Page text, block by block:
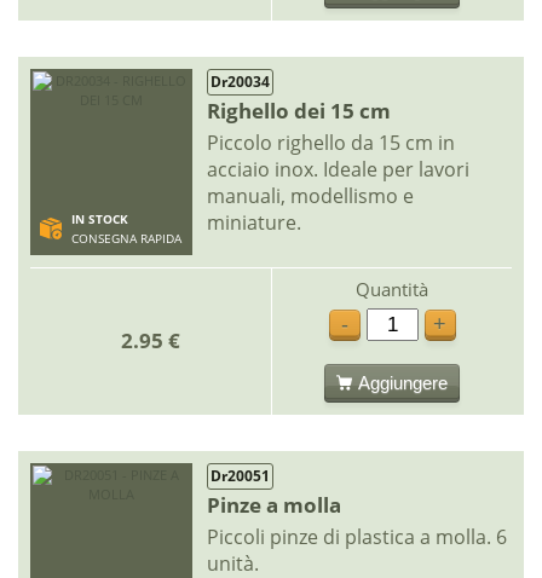
IN STOCK
CONSEGNA RAPIDA
Dr20034
Righello dei 15 cm
Piccolo righello da 15 cm in
acciaio inox. Ideale per lavori
manuali, modellismo e
miniature.
2.95 €
Quantità
-
+
Aggiungere
Dr20051
Pinze a molla
Piccoli pinze di plastica a molla. 6
unità.